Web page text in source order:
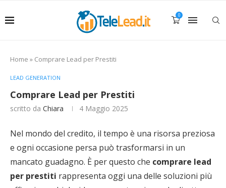
0
Home » Comprare Lead per Prestiti
LEAD GENERATION
Comprare Lead per Prestiti
scritto da Chiara 4 Maggio 2025
Nel mondo del credito, il tempo è una risorsa preziosa
e ogni occasione persa può trasformarsi in un
mancato guadagno. È per questo che comprare lead
per prestiti rappresenta oggi una delle soluzioni più